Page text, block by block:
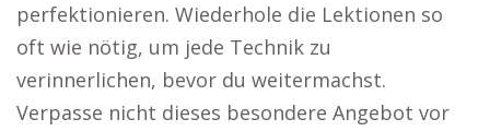
perfektionieren. Wiederhole die Lektionen so
oft wie nötig, um jede Technik zu
verinnerlichen, bevor du weitermachst.
Verpasse nicht dieses besondere Angebot vor